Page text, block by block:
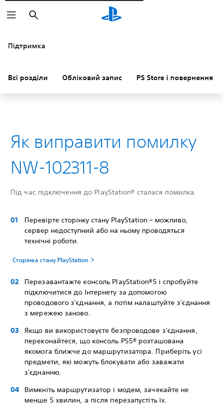
Пошук
Підтримка
Всі розділи Обліковий запис PS Store і повернення
Як виправити помилку
NW-102311-8
Під час підключення до PlayStation® сталася помилка.
Перевірте сторінку стану PlayStation – можливо,
сервер недоступний або на ньому проводяться
технічні роботи.
Сторінка стану PlayStation
Перезавантажте консоль PlayStation®5 і спробуйте
підключитися до Інтернету за допомогою
проводового з'єднання, а потім налаштуйте з'єднання
з мережею заново.
Якщо ви використовуєте безпроводове з'єднання,
переконайтеся, що консоль PS5® розташована
якомога ближче до маршрутизатора. Приберіть усі
предмети, які можуть блокувати або заважати
з'єднанню.
Вимкніть маршрутизатор і модем, зачекайте не
менше 5 хвилин, а після перезапустіть їх.